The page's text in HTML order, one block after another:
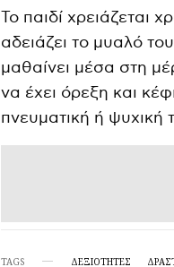
Το παιδί χρειάζεται
αδειάζει το μυαλό
μαθαίνει μέσα στη
να έχει όρεξη και
πνευματική ή ψυχική
TAGS ΔΕΞΙΟΤΗΤΕΣ